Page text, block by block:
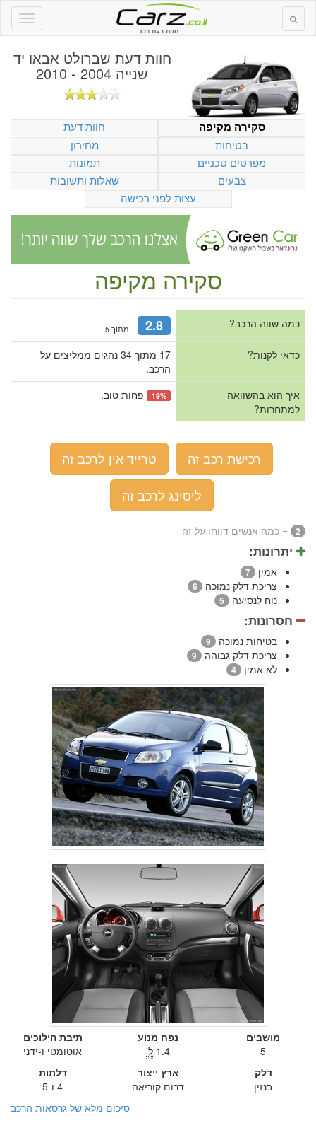
חוות דעת רכב
חוות דעת שברולט אבאו יד
שנייה 2004 - 2010
סקירה מקיפה
חוות דעת
בטיחות
מחירון
מפרטים טכניים
תמונות
צבעים
שאלות ותשובות
עצות לפני רכישה
סקירה מקיפה
כמה שווה הרכב? 2.8 מתוך 5
כדאי לקנות?
17 מתוך 34 נהגים ממליצים על
הרכב.
איך הוא בהשוואה
למתחרות?
19% פחות טוב.
רכישת רכב זה
טרייד אין לרכב זה
ליסינג לרכב זה
2 = כמה אנשים דווחו על זה
יתרונות:
אמין 7
צריכת דלק נמוכה 6
נוח לנסיעה 5
חסרונות:
בטיחות נמוכה 9
צריכת דלק גבוהה 9
לא אמין 4
מושבים
5
נפח מנוע
1.4 ל'
תיבת הילוכים
אוטומטי ו-ידני
דלק
בנזין
ארץ ייצור
דרום קוריאה
דלתות
4 ו-5
סיכום מלא של גרסאות הרכב